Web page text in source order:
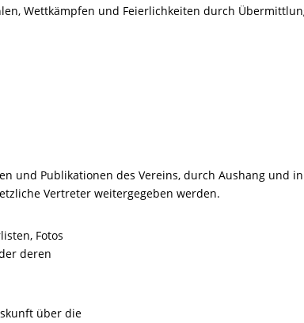
Wettkämpfen und Feierlichkeiten durch
und Publikationen des Vereins, durch Aushang und
Vertreter weitergegeben werden.
Fotos
deren
über die